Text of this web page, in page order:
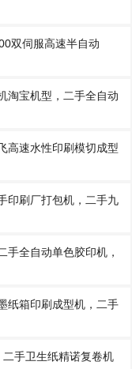
双伺服高速半自动
淘宝机型，二手全自动
高速水性印刷模切成型
印刷厂打包机，二手九
手全自动单色胶印机，
纸箱印刷成型机，二手
手卫生纸精诺复卷机